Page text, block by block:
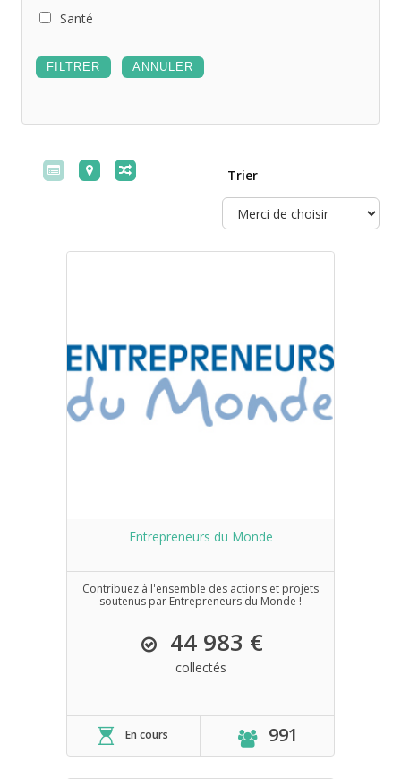
Santé
Trier
Entrepreneurs du Monde
Contribuez à l'ensemble des actions et projets
soutenus par Entrepreneurs du Monde !
44 983 €
collectés
En cours 991